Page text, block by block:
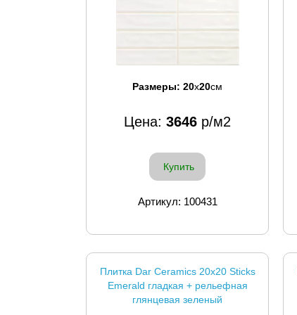
Размеры: 20x20см
Цена: 3646 р/м2
Купить
Артикул: 100431
Плитка Dar Ceramics 20x20 Sticks
Emerald гладкая + рельефная
глянцевая зеленый